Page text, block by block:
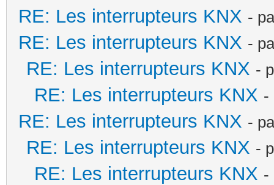
RE: Les interrupteurs KNX -
RE: Les interrupteurs KNX -
RE: Les interrupteurs KNX -
RE: Les interrupteurs KNX -
RE: Les interrupteurs KNX -
RE: Les interrupteurs KNX -
RE: Les interrupteurs KNX -